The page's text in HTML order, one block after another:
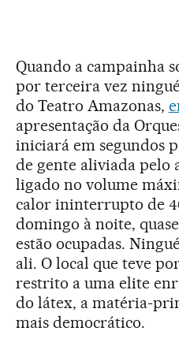
Quando a campainha
por terceira vez
do Teatro Amazonas,
apresentação da
iniciará em segundos
de gente aliviada pelo
ligado no volume
calor ininterrupto de
domingo à noite,
estão ocupadas.
ali. O local que teve
restrito a uma elite
do látex, a matéria-
mais democrático.